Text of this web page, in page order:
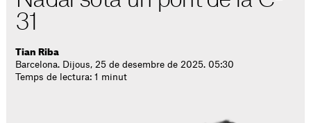
31
Tian Riba
Barcelona. Dijous, 25 de desembre de 2025. 05:30
Temps de lectura: 1 minut